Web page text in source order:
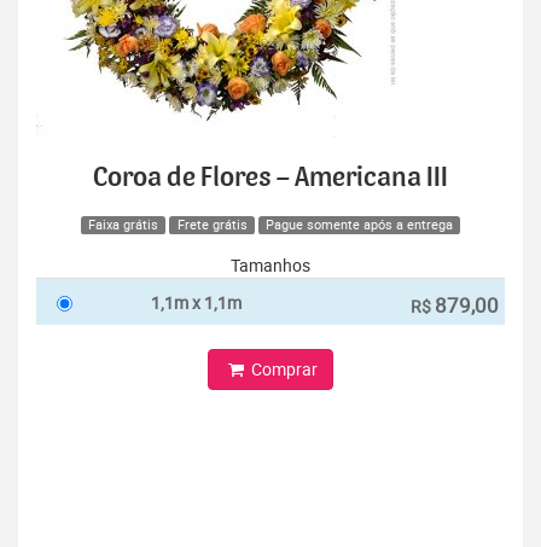
Coroa de Flores – Americana III
Faixa grátis Frete grátis Pague somente após a entrega
Tamanhos
1,1m x 1,1m
R$ 879,00
Comprar